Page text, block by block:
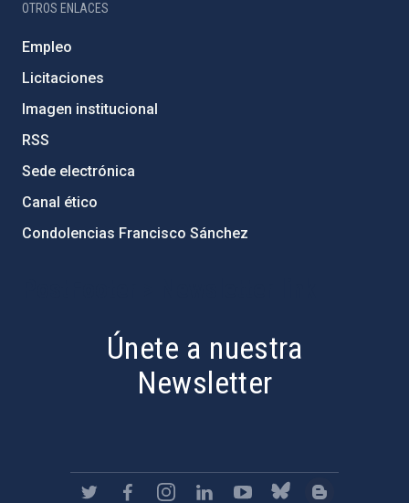
OTROS ENLACES
Empleo
Licitaciones
Imagen institucional
RSS
Sede electrónica
Canal ético
Condolencias Francisco Sánchez
Únete a nuestra
Newsletter